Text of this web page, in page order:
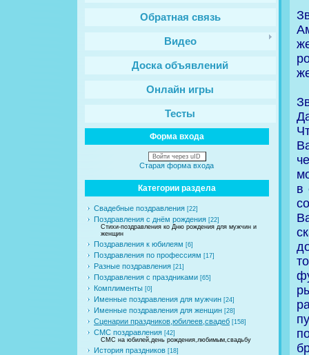
Обратная связь
Видео
Доска объявлений
Онлайн игры
Тесты
Форма входа
Войти через uID
Старая форма входа
Категории раздела
Свадебные поздравления [22]
Поздравления с днём рождения [22]
Стихи-поздравления ко Дню рождения для мужчин и
женщин
Поздравления к юбилеям [6]
Поздравления по профессиям [17]
Разные поздравления [21]
Поздравления с праздниками [65]
Комплименты [0]
Именные поздравления для мужчин [24]
Именные поздравления для женщин [28]
Сценарии праздников,юбилеев,свадеб [158]
СМС поздравления [42]
СМС на юбилей,день рождения,любимым,свадьбу
История праздников [18]
в